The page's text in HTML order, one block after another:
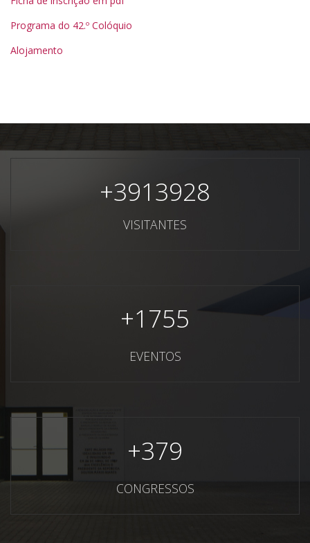
Programa do 42.º Colóquio
Alojamento
+3913928
VISITANTES
+1755
EVENTOS
+379
CONGRESSOS